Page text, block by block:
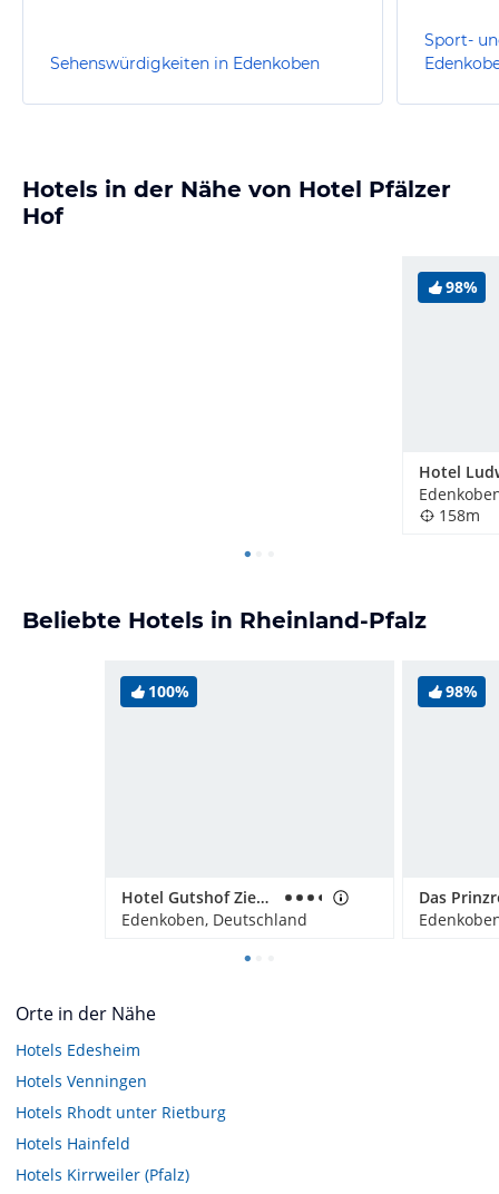
Sehenswürdigkeiten in Edenkoben
Sport-
Hotels in der Nähe von Hotel Pfälzer
Hof
98%
Hotel
158m
Beliebte Hotels in Rheinland-Pfalz
100%
Hotel Gutshof Ziegelhütte
Edenkoben, Deutschland
98%
Das
Orte in der Nähe
Hotels Edesheim
Hotels Venningen
Hotels Rhodt unter Rietburg
Hotels Hainfeld
Hotels Kirrweiler (Pfalz)